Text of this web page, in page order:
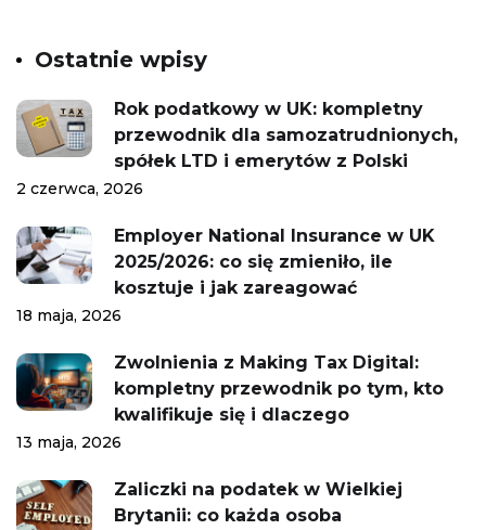
Ostatnie wpisy
Rok podatkowy w UK: kompletny
przewodnik dla samozatrudnionych,
spółek LTD i emerytów z Polski
2 czerwca, 2026
Employer National Insurance w UK
2025/2026: co się zmieniło, ile
kosztuje i jak zareagować
18 maja, 2026
Zwolnienia z Making Tax Digital:
kompletny przewodnik po tym, kto
kwalifikuje się i dlaczego
13 maja, 2026
Zaliczki na podatek w Wielkiej
Brytanii: co każda osoba